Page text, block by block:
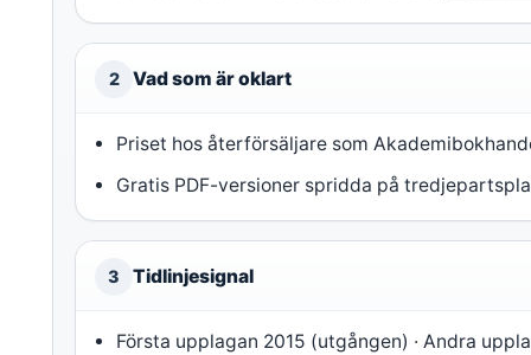
2 Vad som är oklart
Priset hos återförsäljare som
Gratis PDF-versioner spridda på
3 Tidlinjesignal
Första upplagan 2015 (utgången) · Andra